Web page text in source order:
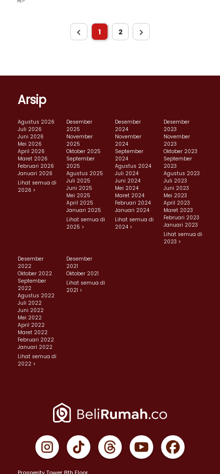
1 2
Arsip
Agustus 2026
Juli 2026
Juni 2026
Mei 2026
April 2026
Maret 2026
Februari 2026
Januari 2026
Lihat semua di
2026 >
Desember
2025
November
2025
Oktober 2025
September
2025
Agustus 2025
Juli 2025
Juni 2025
Mei 2025
April 2025
Januari 2025
Lihat semua di
2025 >
Desember
2024
November
2024
September
2024
Agustus 2024
Juli 2024
Juni 2024
Mei 2024
Maret 2024
Februari 2024
Januari 2024
Lihat semua di
2024 >
Desember
2023
November
2023
Oktober 2023
September
2023
Agustus 2023
Juli 2023
Juni 2023
Mei 2023
April 2023
Maret 2023
Februari 2023
Januari 2023
Lihat semua di
2023 >
Desember
2022
Oktober 2022
September
2022
Agustus 2022
Juli 2022
Juni 2022
Mei 2022
April 2022
Maret 2022
Februari 2022
Januari 2022
Lihat semua di
2022 >
Desember
2021
Oktober 2021
Lihat semua di
2021 >